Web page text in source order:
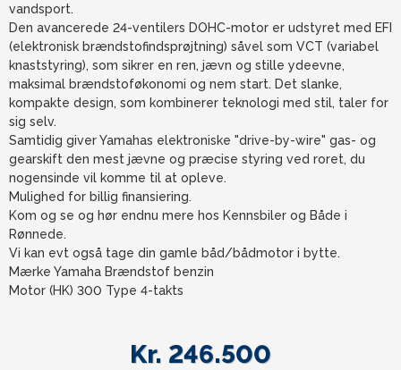
vandsport.
Den avancerede 24-ventilers DOHC-motor er udstyret med EFI
(elektronisk brændstofindsprøjtning) såvel som VCT (variabel
knaststyring), som sikrer en ren, jævn og stille ydeevne,
maksimal brændstoføkonomi og nem start. Det slanke,
kompakte design, som kombinerer teknologi med stil, taler for
sig selv.
Samtidig giver Yamahas elektroniske "drive-by-wire" gas- og
gearskift den mest jævne og præcise styring ved roret, du
nogensinde vil komme til at opleve.
Mulighed for billig finansiering.
Kom og se og hør endnu mere hos Kennsbiler og Både i
Rønnede.
Vi kan evt også tage din gamle båd/bådmotor i bytte.
Mærke Yamaha Brændstof benzin
Motor (HK) 300 Type 4-takts
Kr. 246.500